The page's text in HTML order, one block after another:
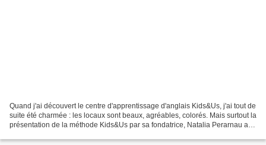
Quand j'ai découvert le centre d'apprentissage d'anglais Kids&Us, j'ai tout de
suite été charmée : les locaux sont beaux, agréables, colorés. Mais surtout la
présentation de la méthode Kids&Us par sa fondatrice, Natalia Perarnau a